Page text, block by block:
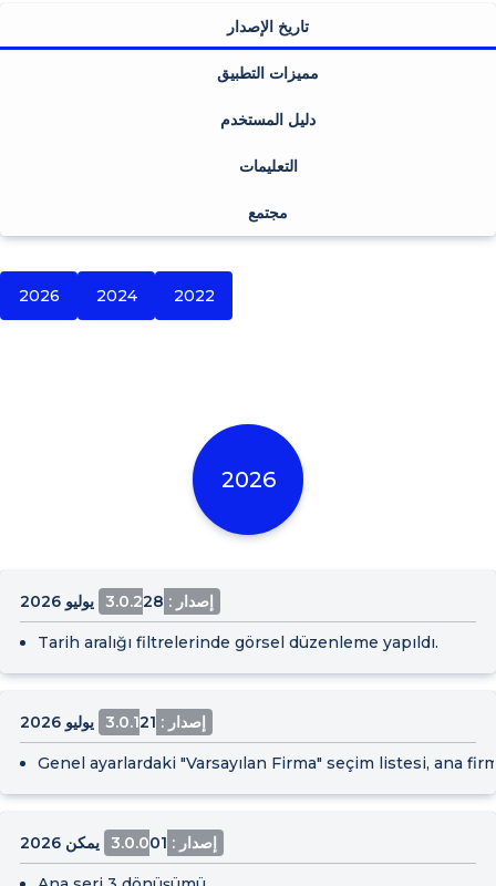
تاريخ الإصدار
مميزات التطبيق
دليل المستخدم
التعليمات
مجتمع
2026 2024 2022
2026
إصدار : 3.0.2 28 يوليو 2026
Tarih aralığı filtrelerinde görsel düzenleme yapıldı.
إصدار : 3.0.1 21 يوليو 2026
Genel ayarlardaki "Varsayılan Firma" seçim listesi, ana
إصدار : 3.0.0 01 يمكن 2026